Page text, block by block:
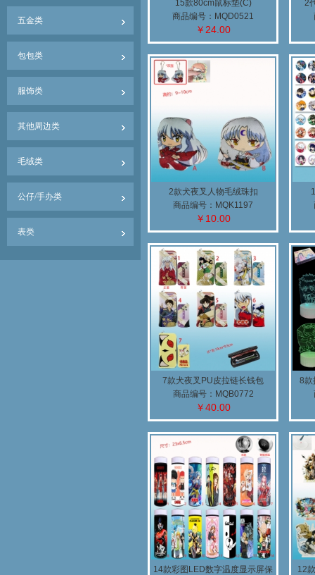
五金类
包包类
服饰类
其他周边类
毛绒类
公仔/手办类
表类
15款80cm鼠标垫(C)
商品编号：MQD0521
￥24.00
2
2款犬夜叉人物毛绒珠扣
商品编号：MQK1197
￥10.00
7款犬夜叉PU皮拉链长钱包
商品编号：MQB0772
￥40.00
8款
14款彩图LED数字温度显示屏保
12